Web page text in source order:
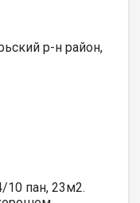
р-н район,
10 пан, 23м2.